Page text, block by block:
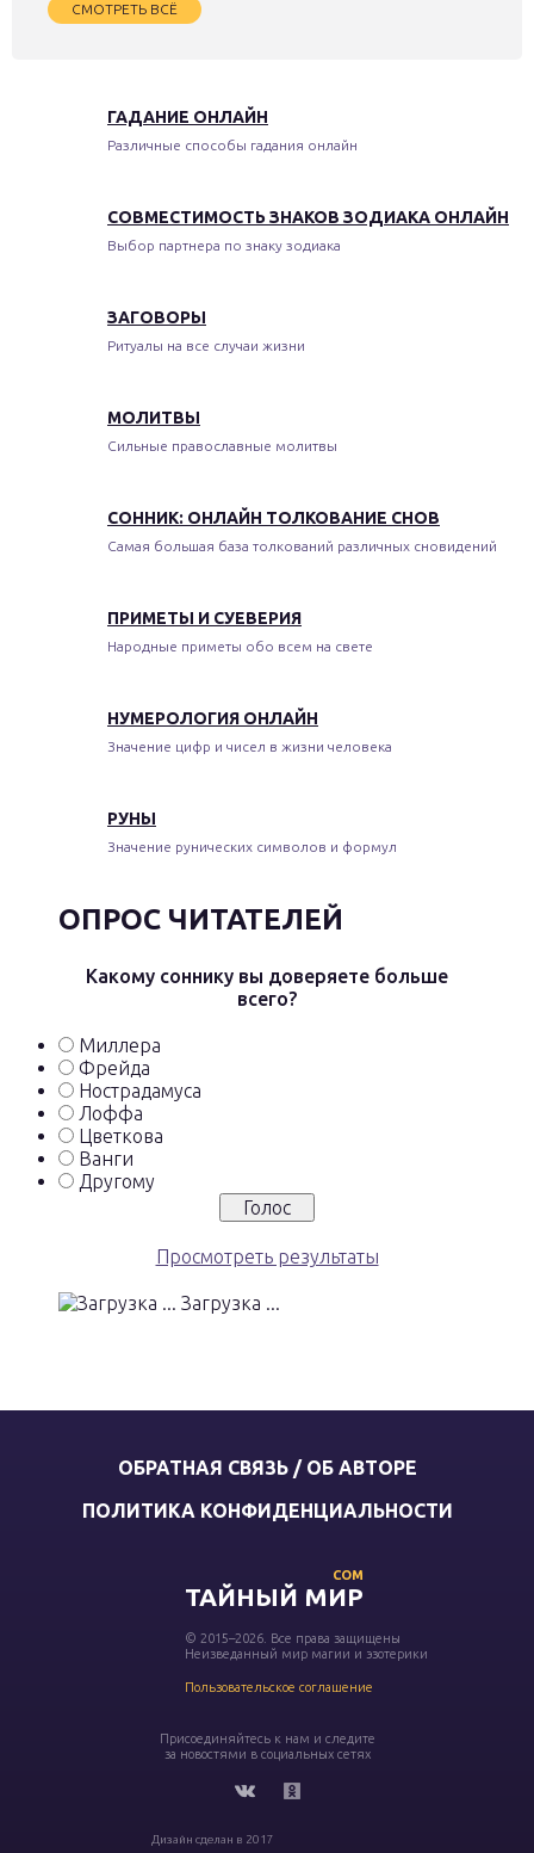
СМОТРЕТЬ ВСЁ
ГАДАНИЕ ОНЛАЙН
Различные способы гадания онлайн
СОВМЕСТИМОСТЬ ЗНАКОВ ЗОДИАКА ОНЛАЙН
Выбор партнера по знаку зодиака
ЗАГОВОРЫ
Ритуалы на все случаи жизни
МОЛИТВЫ
Сильные православные молитвы
СОННИК: ОНЛАЙН ТОЛКОВАНИЕ СНОВ
Самая большая база толкований различных сновидений
ПРИМЕТЫ И СУЕВЕРИЯ
Народные приметы обо всем на свете
НУМЕРОЛОГИЯ ОНЛАЙН
Значение цифр и чисел в жизни человека
РУНЫ
Значение рунических символов и формул
ОПРОС ЧИТАТЕЛЕЙ
Какому соннику вы доверяете больше
всего?
Миллера
Фрейда
Нострадамуса
Лоффа
Цветкова
Ванги
Другому
Просмотреть результаты
Загрузка ...
ОБРАТНАЯ СВЯЗЬ / ОБ АВТОРЕ
ПОЛИТИКА КОНФИДЕНЦИАЛЬНОСТИ
ТАЙНЫЙ МИР
COM
© 2015–2026. Все права защищены
Неизведанный мир магии и эзотерики
Пользовательское соглашение
Присоединяйтесь к нам и следите
за новостями в социальных сетях
Дизайн сделан в 2017